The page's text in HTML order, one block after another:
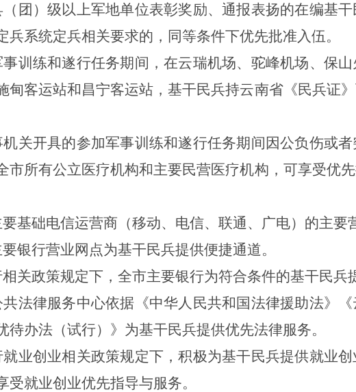
（团）级以上军地单位表彰奖励、通报表扬的在编基干
兵系统定兵相关要求的 ，同等条件下优先批准入伍。
训练和遂行任务期间，在云瑞机场、驼峰机场、保山
甸客运站和昌宁客运站，基干民兵持云南省《民兵证
机关开具的参加军事训练和遂行任务期间因公负伤或
市所有公立医疗机构和主要民营医疗机构，可享受优
基础电信运营商（移动、电信、联通、广电）的主要
银行营业网点为基干民兵提供便捷通道。
关政策规定下，全市主要银行为符合条件的基干民兵
共法律服务中心依据《中华人民共和国法律援助法》
待办法（试行）》为基干民兵提供优先法律服务。
就业创业相关政策规定下，积极为基干民兵提供就业
受就业创业优先指导与服务。